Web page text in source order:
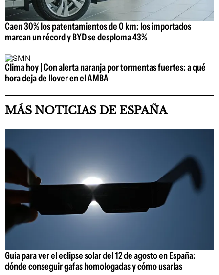
Caen 30% los patentamientos de 0 km: los importados
marcan un récord y BYD se desploma 43%
Clima hoy | Con alerta naranja por tormentas fuertes: a qué
hora deja de llover en el AMBA
MÁS NOTICIAS DE ESPAÑA
Guía para ver el eclipse solar del 12 de agosto en España:
dónde conseguir gafas homologadas y cómo usarlas